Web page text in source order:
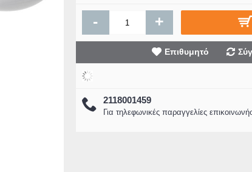
Eurolamp 300-24505 Air Cooler
χωρίς φτερωτές RGB Φως με
FELIX FCL-1014
- +
Επιθυμητό
2118001459
Για τηλεφωνικές παραγγελίες